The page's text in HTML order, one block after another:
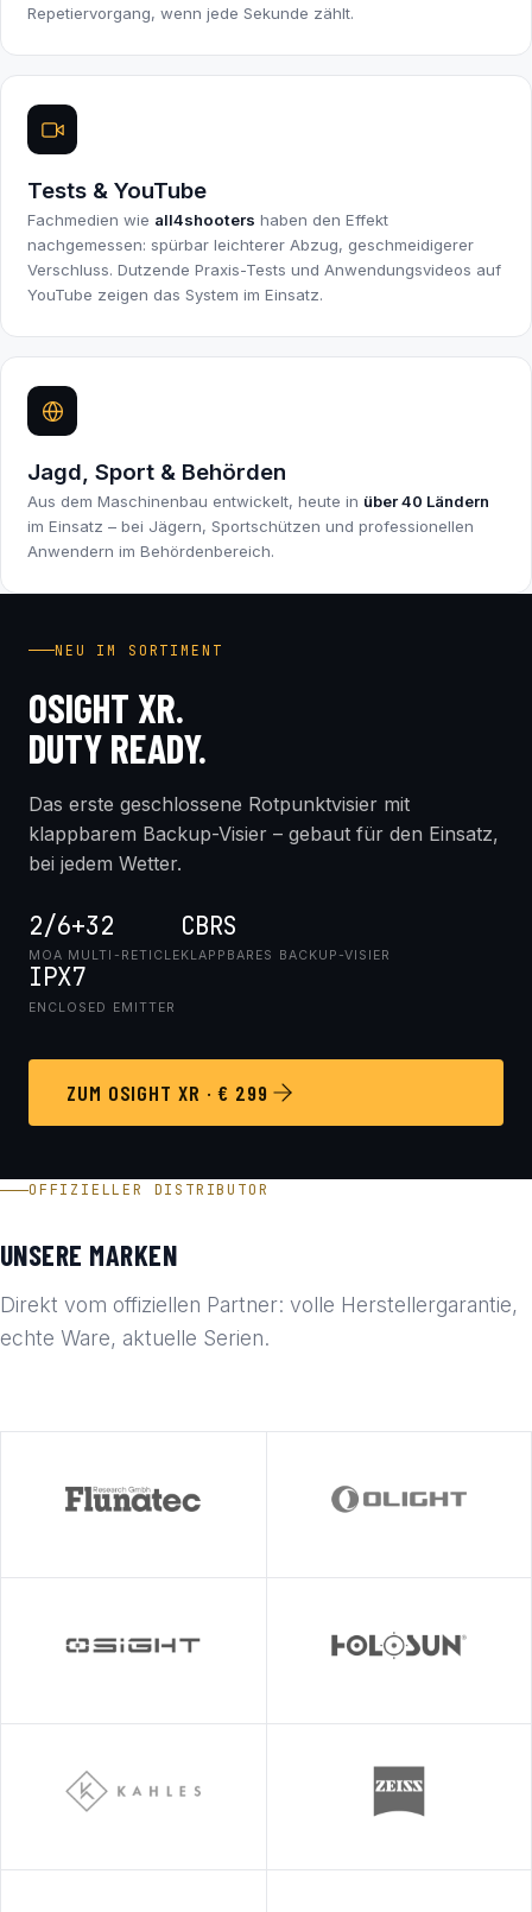
Repetiervorgang, wenn jede Sekunde zählt.
Tests & YouTube
Fachmedien wie all4shooters haben den Effekt
nachgemessen: spürbar leichterer Abzug, geschmeidigerer
Verschluss. Dutzende Praxis-Tests und Anwendungsvideos auf
YouTube zeigen das System im Einsatz.
Jagd, Sport & Behörden
Aus dem Maschinenbau entwickelt, heute in über 40 Ländern
im Einsatz – bei Jägern, Sportschützen und professionellen
Anwendern im Behördenbereich.
NEU IM SORTIMENT
OSIGHT XR.
DUTY READY.
Das erste geschlossene Rotpunktvisier mit
klappbarem Backup-Visier – gebaut für den Einsatz,
bei jedem Wetter.
2/6+32
MOA MULTI-RETICLE
CBRS
KLAPPBARES BACKUP-VISIER
IPX7
ENCLOSED EMITTER
ZUM OSIGHT XR · € 299
OFFIZIELLER DISTRIBUTOR
UNSERE MARKEN
Direkt vom offiziellen Partner: volle Herstellergarantie,
echte Ware, aktuelle Serien.